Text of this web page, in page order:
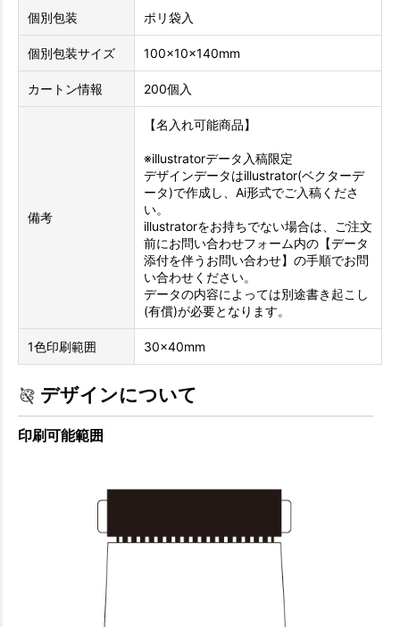
個別包装 ポリ袋入
個別包装サイズ 100×10×140mm
カートン情報 200個入
備考
【名入れ可能商品】
※illustratorデータ入稿限定
デザインデータはillustrator(ベクターデ
ータ)で作成し、Ai形式でご入稿くださ
い。
illustratorをお持ちでない場合は、ご注文
前にお問い合わせフォーム内の【データ
添付を伴うお問い合わせ】の手順でお問
い合わせください。
データの内容によっては別途書き起こし
(有償)が必要となります。
1色印刷範囲 30×40mm
デザインについて
印刷可能範囲